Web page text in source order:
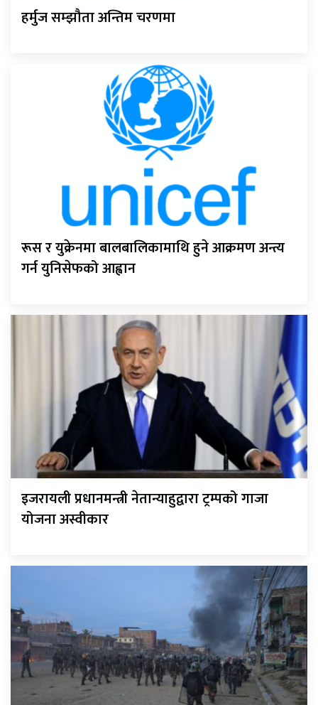
हर्मुज सम्झौता अन्तिम चरणमा
रूस र युक्रेनमा बालबालिकामाथि हुने आक्रमण अन्त्य
गर्न युनिसेफको आह्वान
इजरायली प्रधानमन्त्री नेतान्याहुद्वारा ट्रम्पको गाजा
योजना अस्वीकार